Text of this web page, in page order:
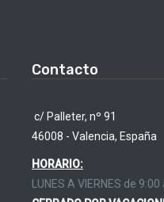
Contacto
c/ Palleter, nº 91
46008 - Valencia, España
HORARIO:
LUNES A VIERNES de